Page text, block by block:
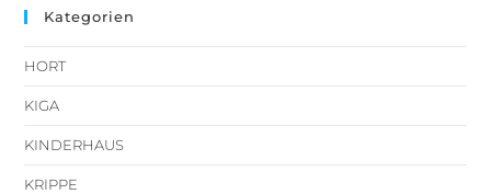
Kategorien
HORT
KIGA
KINDERHAUS
KRIPPE